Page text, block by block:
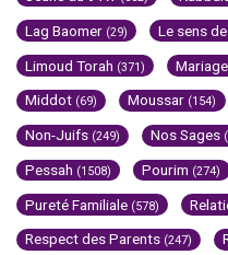
Lag Baomer (29) Le sens
Limoud Torah (371) Mariage
Middot (69) Moussar (154)
Non-Juifs (249) Nos Sages
Pessah (1508) Pourim (274)
Pureté Familiale (578)
Respect des Parents (247)